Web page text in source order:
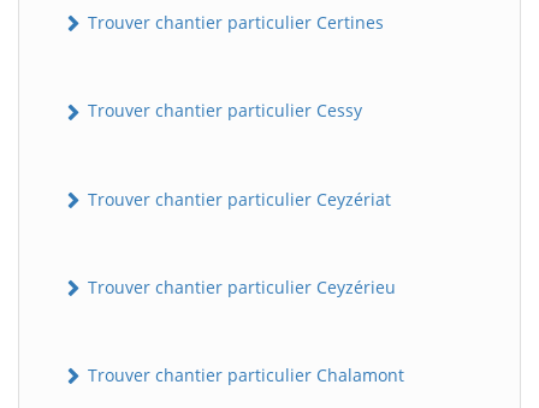
Trouver chantier particulier Certines
Trouver chantier particulier Cessy
Trouver chantier particulier Ceyzériat
Trouver chantier particulier Ceyzérieu
Trouver chantier particulier Chalamont